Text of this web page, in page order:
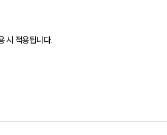
시 적용됩니다.